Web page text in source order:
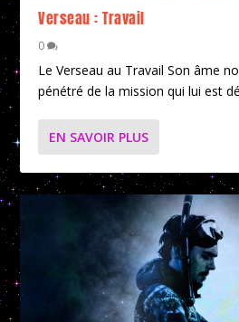
Verseau : Travail
0
Le Verseau au Travail Son âme
pénétré de la mission qui lui est
EN SAVOIR PLUS